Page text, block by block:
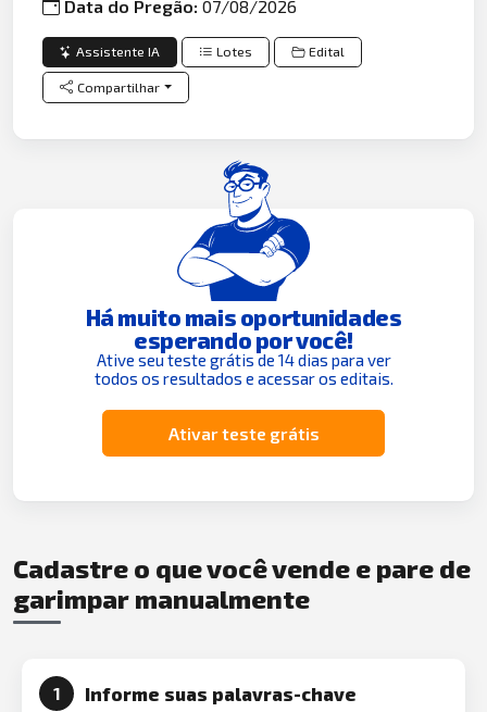
Data do Pregão:07/08/2026
Assistente IA Lotes Edital
Compartilhar
Há muito mais oportunidades
esperando por você!
Ative seu teste grátis de 14 dias para ver
todos os resultados e acessar os editais.
Ativar teste grátis
Cadastre o que você vende e pare de
garimpar manualmente
1 Informe suas palavras-chave